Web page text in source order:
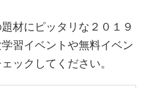
材にピッタリな２０１９
習イベントや無料イベン
ックしてください。